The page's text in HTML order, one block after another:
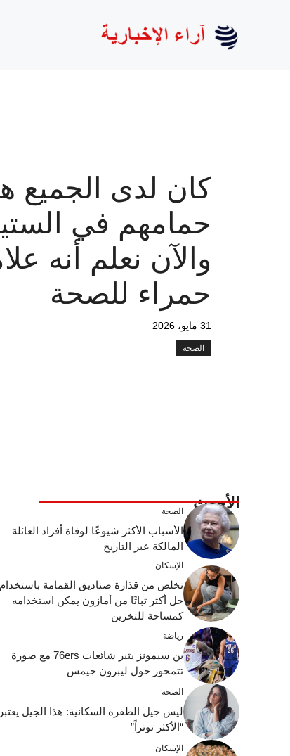
كان لدى الجميع
حمامهم في
والآن نعلم أنه
حمراء للصحة
31 مايو، 2026
الصحة
الأحدث الصحة
الأسباب الأكثر شيوعًا لوفاة أفراد العائلة
المالكة عبر التاريخ
الإسكان
تخلص من قذارة صناديق القمامة باستخدام
حل أكثر ثباتًا من أمازون يمكن استخدامه
كمساحة للتخزين
رياضة
بن سيمونز يثير شائعات 76ers مع صورة
تتمحور حول ليبرون جيمس
الصحة
ليس جيل الطفرة السكانية: هذا الجيل يعتبر
“الأكثر توتراً”
الإسكان